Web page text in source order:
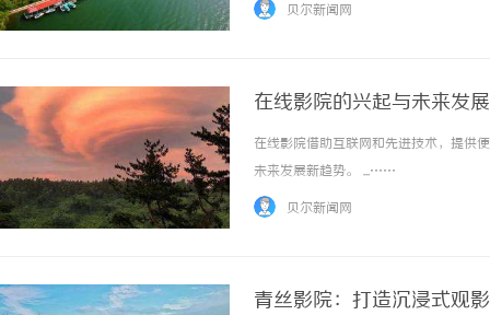
贝尔新闻网
在线影院的兴起与未来发
在线影院借助互联网和先进技术，提供
未来发展新趋势。 ...……
贝尔新闻网
青丝影院：打造沉浸式观